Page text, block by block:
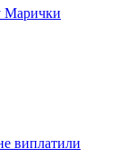
Марички
виплатили